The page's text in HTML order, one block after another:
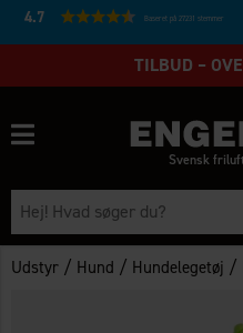
4.7 Baseret på 27231 stemmer
TILBUD –
Svensk
Udstyr / Hund / Hundelegetøj /